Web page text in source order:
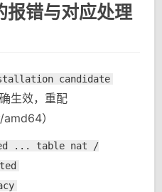
报错与对应处理
candidate
生效，重配
amd64）
... table nat /